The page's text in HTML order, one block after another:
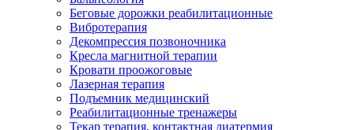
Беговые дорожки реабилитационные
Вибротерапия
Декомпрессия позвоночника
Кресла магнитной терапии
Кровати проожоговые
Лазерная терапия
Подъемник медицинский
Реабилитационные тренажеры
Текар терапия, контактная диатермия